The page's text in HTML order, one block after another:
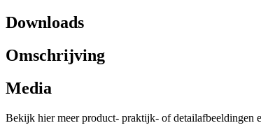
Downloads
Omschrijving
Media
Bekijk hier meer product- praktijk- of detailafbeeldingen